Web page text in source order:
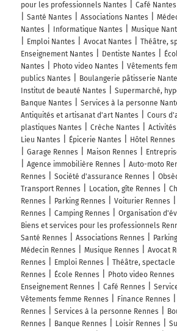
pour les professionnels Nantes
Café Nantes
Santé Nantes
Associations Nantes
Nantes
Informatique Nantes Musique
Emploi Nantes
Avocat Nantes
Théâtre,
Enseignement Nantes
Dentiste Nantes
Nantes
Photo video Nantes Vêtements
publics Nantes
Boulangerie pâtisserie
Institut de beauté Nantes
Supermarché,
Banque Nantes
Services à la personne
Antiquités et artisanat d'art Nantes
Cours
plastiques Nantes
Crèche Nantes
Lieu Nantes
Épicerie Nantes Hôtel Rennes
Garage Rennes
Maison Rennes
Agence immobilière Rennes
Auto-moto
Rennes
Société d'assurance Rennes
Transport Rennes
Location, gîte Rennes
Rennes
Parking Rennes Voiturier Rennes
Rennes
Camping Rennes
Organisation
Biens et services pour les professionnels
Santé Rennes
Associations Rennes
Médecin Rennes
Musique Rennes Avocat
Rennes
Emploi Rennes Théâtre, spectacle
Rennes
École Rennes Photo video Rennes
Enseignement Rennes
Café Rennes
Vêtements femme Rennes
Finance Rennes
Rennes
Services à la personne Rennes
Rennes
Banque Rennes Loisir Rennes